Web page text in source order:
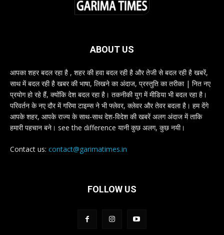
ABOUT US
आपका शहर बदल रहा है , शहर की हवा बदल रही है और तेजी से बदल रही है खबरें,
साथ में बदल रही है खबर की भाषा, लिखने का अंदाज, प्रस्तुति का तरीका | नित नए
प्रयोग हो रहे हैं, क्योंकि देश बदल रहा है। तकनीकी युग में मीडिया भी बदल रहा है।
परिवर्तन के नए दौर में गरिमा टाइम्स ने भी फ्लेवर, क्लेवर और तेवर बदला है। हम देंगे
आपके शहर, आपके राज्य के साथ-साथ देश-विदेश की खबरें अलग अंदाज में ताकि
हमारी पहचान बने। see the difference यानी कुछ अलग, कुछ नयी।
Contact us: contact@garimatimes.in
FOLLOW US